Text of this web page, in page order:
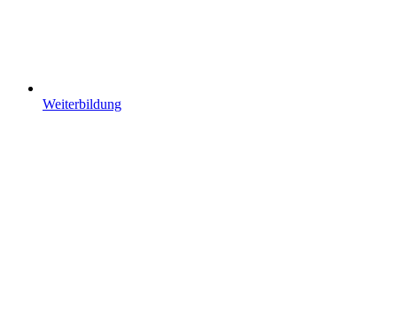
Weiterbildung